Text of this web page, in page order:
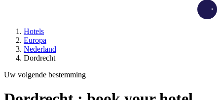
Hotels
Europa
Nederland
Dordrecht
Uw volgende bestemming